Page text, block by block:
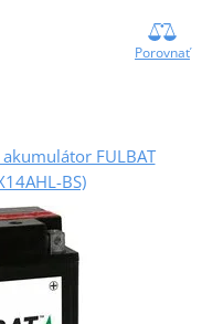
Porovnať
FULBAT
BS)